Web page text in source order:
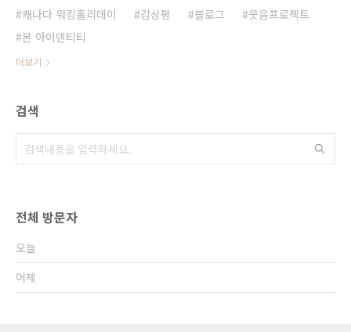
캐나다 워킹홀리데이
감상평 블로그
웃음프로젝트
본 아이덴티티
더보기
검색
전체 방문자
오늘
어제